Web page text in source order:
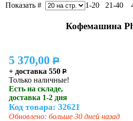
Показать # 1-20 21-40
Кофемашина
5 370,00 P
+ доставка 550 P
Только наличные!
Есть на складе,
доставка 1-2 дня
Код товара: 32621
Обновлено: больше 30 дней назад